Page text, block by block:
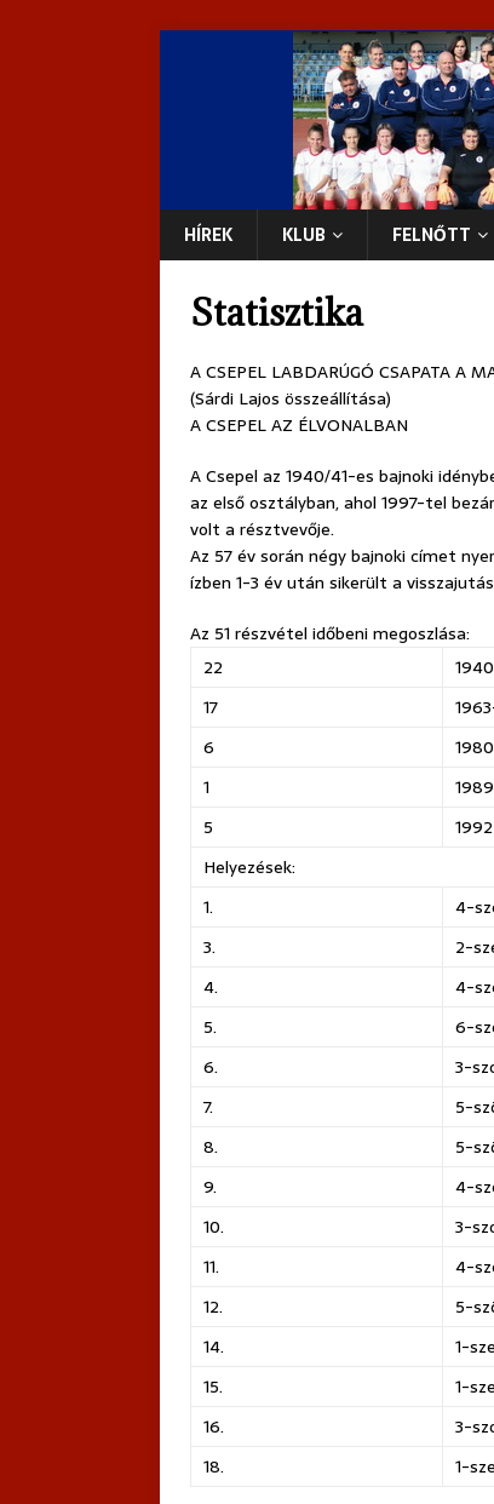
HÍREK KLUB FELNŐTT
Statisztika
A CSEPEL LABDARÚGÓ CSAPATA A
(Sárdi Lajos összeállítása)
A CSEPEL AZ ÉLVONALBAN
A Csepel az 1940/41-es bajnoki
az első osztályban, ahol 1997-tel
volt a résztvevője.
Az 57 év során négy bajnoki címet
ízben 1-3 év után sikerült a
Az 51 részvétel időbeni megoszlása:
22
17
6
1
5
Helyezések:
1.
4-
3.
2-
4.
4-
5.
6-
6.
3-
7.
5-
8.
5-
9.
4-
10.
3-
11.
4-
12.
5-
14.
1-
15.
1-
16.
3-
18.
1-